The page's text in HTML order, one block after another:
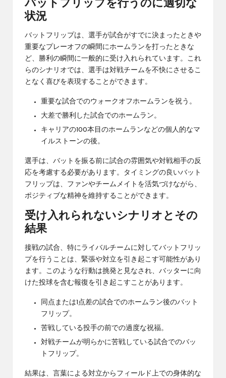
バットフリップを行うのに適切な
状況
バットフリップは、選手が試合がすでに決まったときや
重要なプレーオフの瞬間にホームランを打ったときな
ど、勝利の瞬間に一般的に受け入れられています。これ
らのシナリオでは、選手は対戦チームを不快にさせるこ
となく喜びを表現することができます。
重要な試合でのウォークオフホームランを祝う。
大差で勝利した試合でのホームラン。
キャリアの100本目のホームランなどの個人的なマ
イルストーンの後。
選手は、バットを振る前に試合の雰囲気や対戦相手の反
応を考慮する必要があります。タイミングの良いバット
フリップは、ファンやチームメイトを活気づけながら、
ポジティブな精神を維持することができます。
受け入れられないシナリオとその
結果
接戦の試合、特にライバルチームに対してバットフリッ
プを行うことは、緊張や対立を引き起こす可能性があり
ます。このような行動は挑発と見なされ、バッターに向
けた投球を含む報復を引き起こすことがあります。
同点または1点差の試合でのホームラン後のバット
フリップ。
苦戦している投手の前での過度な祝福。
対戦チームが明らかに苦戦している試合でのバッ
トフリップ。
結果は、言葉による対立からフィールド上での身体的な